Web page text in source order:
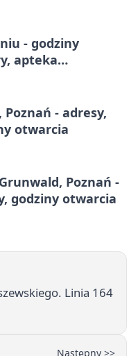
- godziny
apteka
- adresy,
otwarcia
Poznań -
godziny otwarcia
Linia 164
Następny >>